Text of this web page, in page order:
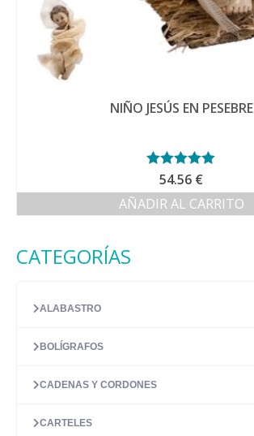
NIÑO JESÚS EN PESEBRE
Valorado con
5.00de 5
54.56 €
AÑADIR AL CARRITO
CATEGORÍAS
ALABASTRO
BOLÍGRAFOS
CADENAS Y CORDONES
CARTELES